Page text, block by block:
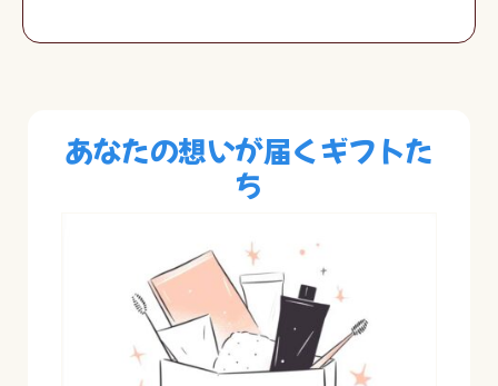
ー
足
あなたの想いが届くギフトた
ち